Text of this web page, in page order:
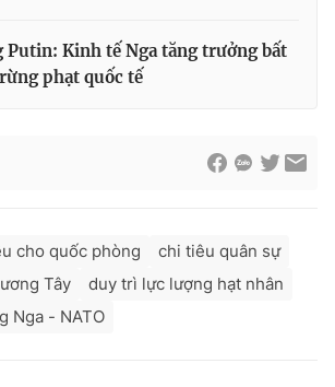
Putin: Kinh tế Nga tăng trưởng bất
phạt quốc tế
cho quốc phòng
chi tiêu quân sự
Tây
duy trì lực lượng hạt nhân
Nga - NATO